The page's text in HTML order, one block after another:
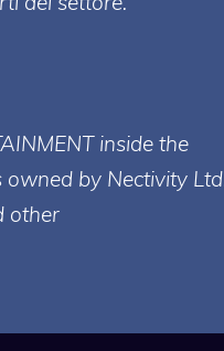
inside the
by Nectivity
other